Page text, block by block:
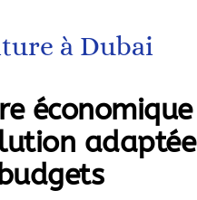
à Dubai